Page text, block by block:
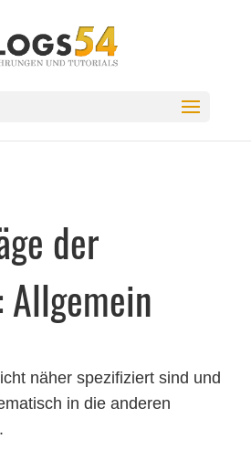
der
Allgemein
näher spezifiziert sind und
in die anderen